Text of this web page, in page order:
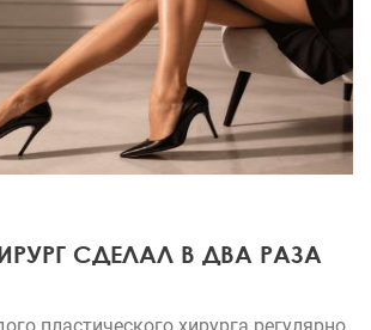
СДЕЛАЛ В ДВА РАЗА